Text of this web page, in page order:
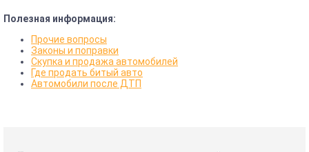
Полезная информация:
Прочие вопросы
Законы и поправки
Скупка и продажа автомобилей
Где продать битый авто
Автомобили после ДТП